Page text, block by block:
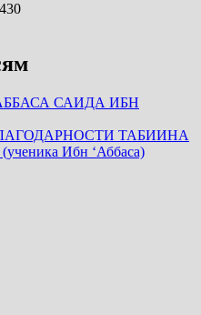
430
САИДА ИБН
ТАБИИНА
Ибн ‘Аббаса)